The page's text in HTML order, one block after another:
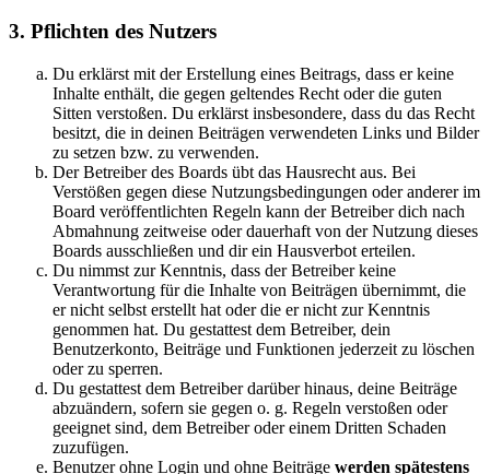
3. Pflichten des Nutzers
Du erklärst mit der Erstellung eines Beitrags, dass er keine
Inhalte enthält, die gegen geltendes Recht oder die guten
Sitten verstoßen. Du erklärst insbesondere, dass du das Recht
besitzt, die in deinen Beiträgen verwendeten Links und Bilder
zu setzen bzw. zu verwenden.
Der Betreiber des Boards übt das Hausrecht aus. Bei
Verstößen gegen diese Nutzungsbedingungen oder anderer im
Board veröffentlichten Regeln kann der Betreiber dich nach
Abmahnung zeitweise oder dauerhaft von der Nutzung dieses
Boards ausschließen und dir ein Hausverbot erteilen.
Du nimmst zur Kenntnis, dass der Betreiber keine
Verantwortung für die Inhalte von Beiträgen übernimmt, die
er nicht selbst erstellt hat oder die er nicht zur Kenntnis
genommen hat. Du gestattest dem Betreiber, dein
Benutzerkonto, Beiträge und Funktionen jederzeit zu löschen
oder zu sperren.
Du gestattest dem Betreiber darüber hinaus, deine Beiträge
abzuändern, sofern sie gegen o. g. Regeln verstoßen oder
geeignet sind, dem Betreiber oder einem Dritten Schaden
zuzufügen.
Benutzer ohne Login und ohne Beiträge werden spätestens